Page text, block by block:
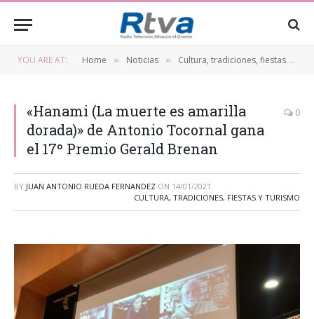
YOU ARE AT: Home » Noticias » Cultura, tradiciones, fiestas y turismo
«Hanami (La muerte es amarilla
dorada)» de Antonio Tocornal gana
el 17º Premio Gerald Brenan
0
BY JUAN ANTONIO RUEDA FERNANDEZ ON 14/01/2021
CULTURA, TRADICIONES, FIESTAS Y TURISMO